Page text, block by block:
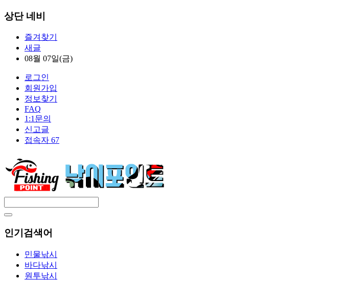
상단 네비
즐겨찾기
새글
08월 07일(금)
로그인
회원가입
정보찾기
FAQ
1:1문의
신고글
접속자 67
인기검색어
민물낚시
바다낚시
원투낚시